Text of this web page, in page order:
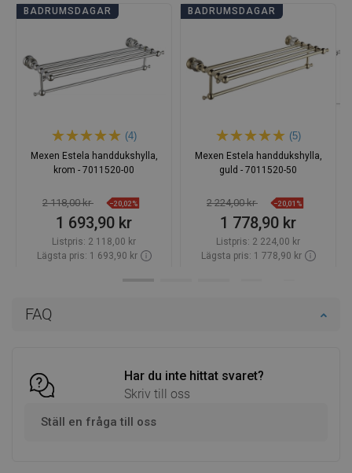
FAQ
Har du inte hittat svaret?
Skriv till oss
Ställ en fråga till oss
BADRUMSDAGAR
(4)
Mexen Estela handdukshylla,
krom - 7011520-00
2 118,00 kr −20,02%
1 693,90 kr
Listpris: 2 118,00 kr
Lägsta pris: 1 693,90 kr
BADRUMSDAGAR
(5)
Mexen Estela handdukshylla,
guld - 7011520-50
2 224,00 kr −20,01%
1 778,90 kr
Listpris: 2 224,00 kr
Lägsta pris: 1 778,90 kr